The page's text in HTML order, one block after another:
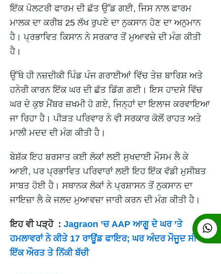
ਇੱਕ ਪੋਲਟਰੀ ਫਾਰਮ ਦੀ ਛੱਤ ਉੱਡ ਗਈ, ਜਿਸ ਨਾਲ ਫਾਰਮ
ਮਾਲਕ ਦਾ ਕਰੀਬ 25 ਲੱਖ ਰੁਪਏ ਦਾ ਨੁਕਸਾਨ ਹੋਣ ਦਾ ਅਨੁਮਾਨ
ਹੈ। ਪ੍ਰਭਾਵਿਤ ਕਿਸਾਨ ਨੇ ਸਰਕਾਰ ਤੋਂ ਮੁਆਵਜ਼ੇ ਦੀ ਮੰਗ ਕੀਤੀ
ਹੈ।
ਉੱਥੇ ਹੀ ਨਜ਼ਦੀਕੀ ਪਿੰਡ ਪੰਜ ਗਰਾਈਆਂ ਵਿੱਚ ਤੇਜ਼ ਬਾਰਿਸ਼ ਅਤੇ
ਹਨੇਰੀ ਕਾਰਨ ਇੱਕ ਘਰ ਦੀ ਛੱਤ ਡਿੱਗ ਗਈ। ਇਸ ਹਾਦਸੇ ਵਿੱਚ
ਘਰ ਦੇ ਕੁਝ ਮੈਂਬਰ ਜ਼ਖਮੀ ਹੋ ਗਏ, ਜਿਨ੍ਹਾਂ ਦਾ ਇਲਾਜ ਕਰਵਾਇਆ
ਜਾ ਰਿਹਾ ਹੈ। ਪੀੜਤ ਪਰਿਵਾਰ ਨੇ ਵੀ ਸਰਕਾਰ ਕੋਲੋਂ ਰਾਹਤ ਅਤੇ
ਮਾਲੀ ਮਦਦ ਦੀ ਮੰਗ ਕੀਤੀ ਹੈ।
ਬੇਸ਼ੱਕ ਇਹ ਬਰਸਾਤ ਕਈ ਲੋਕਾਂ ਲਈ ਸੁਖਦਾਈ ਮੌਸਮ ਲੈ ਕੇ
ਆਈ, ਪਰ ਪ੍ਰਭਾਵਿਤ ਪਰਿਵਾਰਾਂ ਲਈ ਇਹ ਇੱਕ ਵੱਡੀ ਮੁਸੀਬਤ
ਸਾਬਤ ਹੋਈ ਹੈ। ਸਥਾਨਕ ਲੋਕਾਂ ਨੇ ਪ੍ਰਸ਼ਾਸਨ ਤੋਂ ਨੁਕਸਾਨ ਦਾ
ਜਾਇਜ਼ਾ ਲੈ ਕੇ ਜਲਦ ਮੁਆਵਜ਼ਾ ਜਾਰੀ ਕਰਨ ਦੀ ਮੰਗ ਕੀਤੀ ਹੈ।
ਇਹ ਵੀ ਪੜ੍ਹੋ : Jagraon ’ਚ AAP ਆਗੂ ਦੇ ਘਰ ’ਤੇ
ਹਮਲਾਵਰਾਂ ਨੇ ਕੀਤੇ 17 ਰਾਊਂਡ ਫਾਇਰ; ਘਰ ਅੰਦਰ ਮੌਜੂਦ ਸੀ
ਇੱਕ ਔਰਤ ਤੇ ਨਿੱਕੀ ਬੱਚੀ